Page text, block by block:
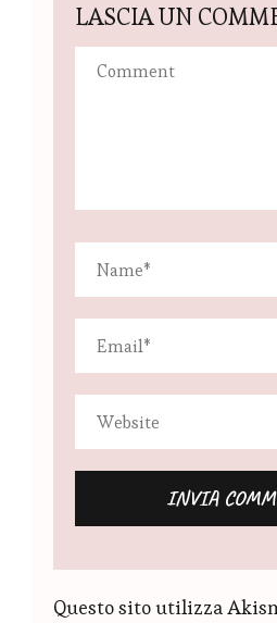
LASCIA UN
Questo sito utilizza